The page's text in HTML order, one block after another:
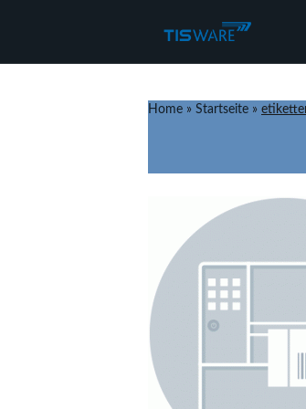
Home » Startseite »